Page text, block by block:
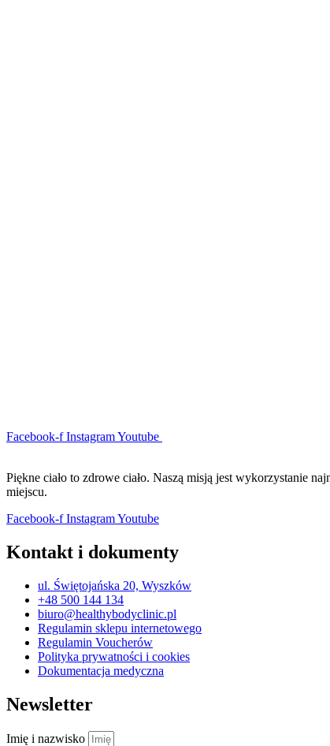
Facebook-f InstagramYoutube
Piękne ciało to zdrowe ciało. Naszą misją jest wykorzystanie
miejscu.
Facebook-f InstagramYoutube
Kontakt i dokumenty
ul. Świętojańska 20, Wyszków
+48 500 144 134
biuro@healthybodyclinic.pl
Regulamin sklepu internetowego
Regulamin Voucherów
Polityka prywatności i cookies
Dokumentacja medyczna
Newsletter
Imię i nazwisko